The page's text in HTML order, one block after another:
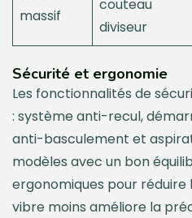
massif
couteau
diviseur
Sécurité et ergonomie
Les fonctionnalités de
: système anti-recul,
anti-basculement et
modèles avec un bon
ergonomiques pour réduire
vibre moins améliore la